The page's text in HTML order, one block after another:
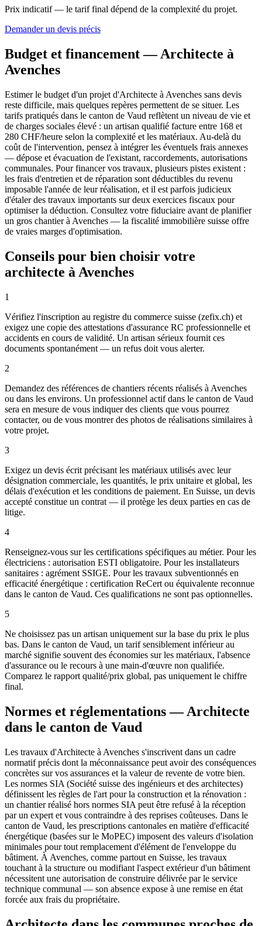
Prix indicatif — le tarif final dépend de la complexité du projet.
Demander un devis précis
Budget et financement — Architecte à
Avenches
Estimer le budget d'un projet d'Architecte à Avenches sans devis
reste difficile, mais quelques repères permettent de se situer. Les
tarifs pratiqués dans le canton de Vaud reflètent un niveau de vie et
de charges sociales élevé : un artisan qualifié facture entre 168 et
280 CHF/heure selon la complexité et les matériaux. Au-delà du
coût de l'intervention, pensez à intégrer les éventuels frais annexes
— dépose et évacuation de l'existant, raccordements, autorisations
communales. Pour financer vos travaux, plusieurs pistes existent :
les frais d'entretien et de réparation sont déductibles du revenu
imposable l'année de leur réalisation, et il est parfois judicieux
d'étaler des travaux importants sur deux exercices fiscaux pour
optimiser la déduction. Consultez votre fiduciaire avant de planifier
un gros chantier à Avenches — la fiscalité immobilière suisse offre
de vraies marges d'optimisation.
Conseils pour bien choisir votre
architecte à Avenches
1
Vérifiez l'inscription au registre du commerce suisse (zefix.ch) et
exigez une copie des attestations d'assurance RC professionnelle et
accidents en cours de validité. Un artisan sérieux fournit ces
documents spontanément — un refus doit vous alerter.
2
Demandez des références de chantiers récents réalisés à Avenches
ou dans les environs. Un professionnel actif dans le canton de Vaud
sera en mesure de vous indiquer des clients que vous pourrez
contacter, ou de vous montrer des photos de réalisations similaires à
votre projet.
3
Exigez un devis écrit précisant les matériaux utilisés avec leur
désignation commerciale, les quantités, le prix unitaire et global, les
délais d'exécution et les conditions de paiement. En Suisse, un devis
accepté constitue un contrat — il protège les deux parties en cas de
litige.
4
Renseignez-vous sur les certifications spécifiques au métier. Pour les
électriciens : autorisation ESTI obligatoire. Pour les installateurs
sanitaires : agrément SSIGE. Pour les travaux subventionnés en
efficacité énergétique : certification ReCert ou équivalente reconnue
dans le canton de Vaud. Ces qualifications ne sont pas optionnelles.
5
Ne choisissez pas un artisan uniquement sur la base du prix le plus
bas. Dans le canton de Vaud, un tarif sensiblement inférieur au
marché signifie souvent des économies sur les matériaux, l'absence
d'assurance ou le recours à une main-d'œuvre non qualifiée.
Comparez le rapport qualité/prix global, pas uniquement le chiffre
final.
Normes et réglementations — Architecte
dans le canton de Vaud
Les travaux d'Architecte à Avenches s'inscrivent dans un cadre
normatif précis dont la méconnaissance peut avoir des conséquences
concrètes sur vos assurances et la valeur de revente de votre bien.
Les normes SIA (Société suisse des ingénieurs et des architectes)
définissent les règles de l'art pour la construction et la rénovation :
un chantier réalisé hors normes SIA peut être refusé à la réception
par un expert et vous contraindre à des reprises coûteuses. Dans le
canton de Vaud, les prescriptions cantonales en matière d'efficacité
énergétique (basées sur le MoPEC) imposent des valeurs d'isolation
minimales pour tout remplacement d'élément de l'enveloppe du
bâtiment. À Avenches, comme partout en Suisse, les travaux
touchant à la structure ou modifiant l'aspect extérieur d'un bâtiment
nécessitent une autorisation de construire délivrée par le service
technique communal — son absence expose à une remise en état
forcée aux frais du propriétaire.